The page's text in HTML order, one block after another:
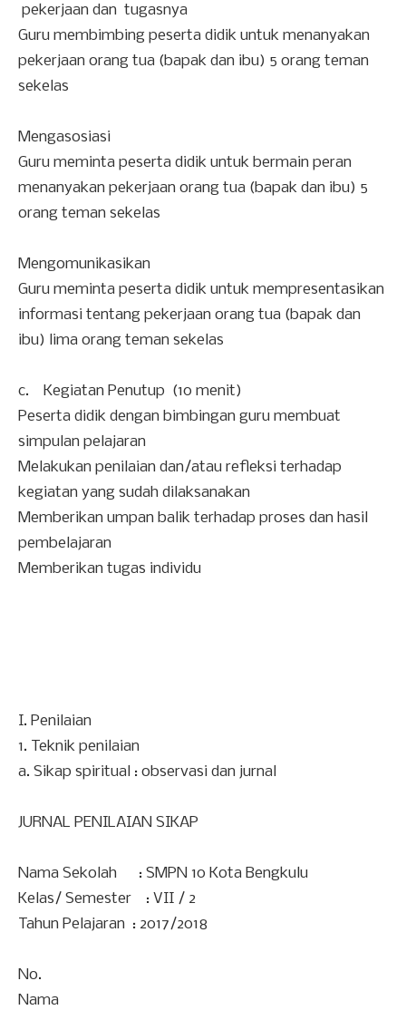
pekerjaan dan tugasnya
Guru membimbing peserta didik untuk menanyakan
pekerjaan orang tua (bapak dan ibu) 5 orang teman
sekelas
Mengasosiasi
Guru meminta peserta didik untuk bermain peran
menanyakan pekerjaan orang tua (bapak dan ibu) 5
orang teman sekelas
Mengomunikasikan
Guru meminta peserta didik untuk mempresentasikan
informasi tentang pekerjaan orang tua (bapak dan
ibu) lima orang teman sekelas
c. Kegiatan Penutup (10 menit)
Peserta didik dengan bimbingan guru membuat
simpulan pelajaran
Melakukan penilaian dan/atau refleksi terhadap
kegiatan yang sudah dilaksanakan
Memberikan umpan balik terhadap proses dan hasil
pembelajaran
Memberikan tugas individu
I. Penilaian
1. Teknik penilaian
a. Sikap spiritual : observasi dan jurnal
JURNAL PENILAIAN SIKAP
Nama Sekolah : SMPN 10 Kota Bengkulu
Kelas/ Semester : VII / 2
Tahun Pelajaran : 2017/2018
No.
Nama